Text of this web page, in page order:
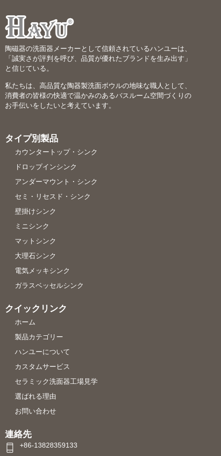
陶磁器の洗面器メーカーとして信頼されているハンユーは、
「誠実さが評判を呼び、品質が優れたブランドを生み出す」
と信じている。
私たちは、高品質な陶器製洗面ボウルの地味な職人として、
消費者の皆様の快適で温かみのあるバスルーム空間づくりの
お手伝いをしたいと考えています。
タイプ別製品
カウンタートップ・シンク
ドロップインシンク
アンダーマウント・シンク
セミ・リセスド・シンク
壁掛けシンク
ミニシンク
マットシンク
大理石シンク
電気メッキシンク
ガラスベッセルシンク
クイックリンク
ホーム
製品カテゴリー
ハンユーについて
カスタムサービス
セラミック洗面器工場見学
選ばれる理由
お問い合わせ
連絡先
+86-13828359133